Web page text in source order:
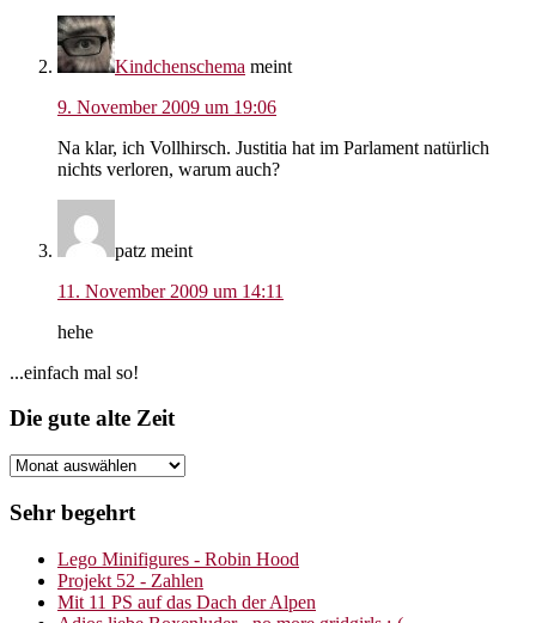
Kindchenschema meint
9. November 2009 um 19:06
Na klar, ich Vollhirsch. Justitia hat im Parlament natürlich
nichts verloren, warum auch?
patz meint
11. November 2009 um 14:11
hehe
Seitenspalte
...einfach mal so!
Footer
Die gute alte Zeit
Die
alte
Sehr begehrt
Lego Minifigures - Robin Hood
Projekt 52 - Zahlen
Mit 11 PS auf das Dach der Alpen